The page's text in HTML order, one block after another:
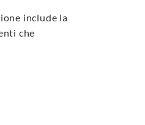
include la
che